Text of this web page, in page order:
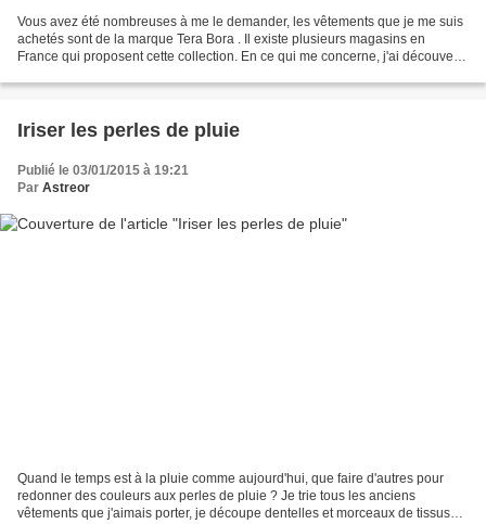
Vous avez été nombreuses à me le demander, les vêtements que je me suis
achetés sont de la marque Tera Bora . Il existe plusieurs magasins en
France qui proposent cette collection. En ce qui me concerne, j'ai découvert
Iriser les perles de pluie
Publié le 03/01/2015 à 19:21
Par Astreor
Quand le temps est à la pluie comme aujourd'hui, que faire d'autres pour
redonner des couleurs aux perles de pluie ? Je trie tous les anciens
vêtements que j'aimais porter, je découpe dentelles et morceaux de tissus